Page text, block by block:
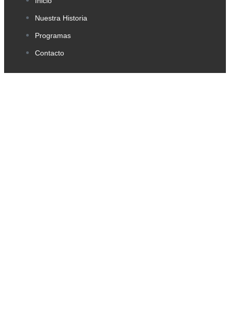
Nuestra Historia
Programas
Contacto